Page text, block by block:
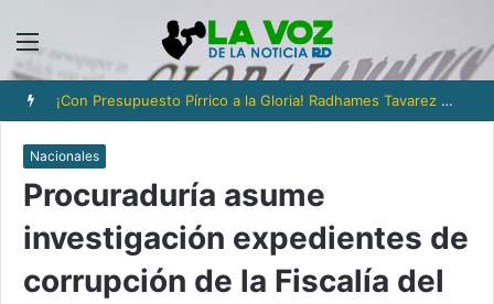
Menú
¡Con Presupuesto Pírrico a la Gloria! Radhames Tavarez y la Hazaña Dorada de la Natación Dominicana
Nacionales
Procuraduría asume
investigación expedientes de
corrupción de la Fiscalía del